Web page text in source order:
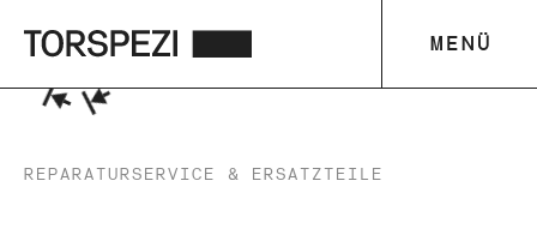
MENÜ
REPARATURSERVICE & ERSATZTEILE